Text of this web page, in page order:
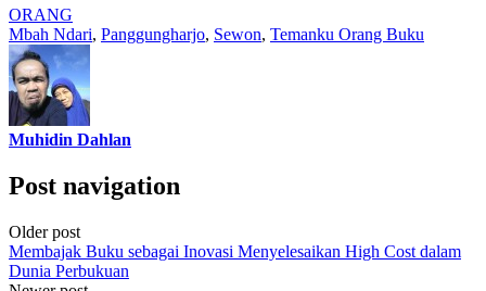
ORANG
Mbah Ndari, Panggungharjo, Sewon, Temanku Orang Buku
Muhidin Dahlan
Post navigation
Older post
Membajak Buku sebagai Inovasi Menyelesaikan High Cost dalam
Dunia Perbukuan